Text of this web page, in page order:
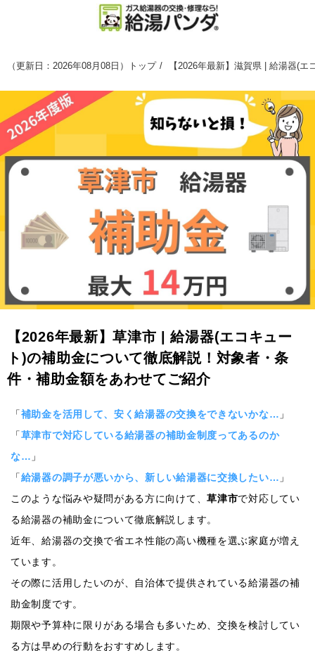
（更新日：2026年08月08日 ） トップ 【2026年最新】滋賀県 | 給湯器(
【2026年最新】草津市 | 給湯器(エコキュー
ト)の補助金について徹底解説！対象者・条
件・補助金額をあわせてご紹介
「補助金を活用して、安く給湯器の交換をできないかな… 」
「草津市で対応している給湯器の補助金制度ってあるのか
な… 」
「給湯器の調子が悪いから、新しい給湯器に交換したい… 」
このような悩みや疑問がある方に向けて、草津市で対応してい
る給湯器の補助金について徹底解説します。
近年、給湯器の交換で省エネ性能の高い機種を選ぶ家庭が増え
ています。
その際に活用したいのが、自治体で提供されている給湯器の補
助金制度です。
期限や予算枠に限りがある場合も多いため、交換を検討してい
る方は早めの行動をおすすめします。